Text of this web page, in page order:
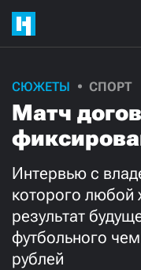
СЮЖЕТЫ СПОРТ
Матч
Интервью с
которого
результат
футбольного
рублей
Ежемесячно
3000
500